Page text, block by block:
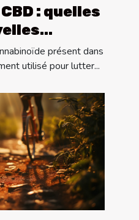
: quelles
2021 ?présent dans
utilisé pour lutter...